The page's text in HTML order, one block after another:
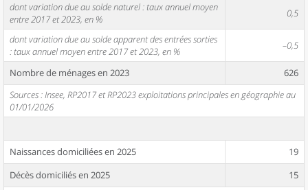
dont variation due au solde naturel : taux annuel moyen
entre 2017 et 2023, en %
0,5
dont variation due au solde apparent des entrées sorties
: taux annuel moyen entre 2017 et 2023, en %
–0,5
Nombre de ménages en 2023
626
Sources : Insee, RP2017 et RP2023 exploitations principales en géographie au
01/01/2026
Naissances domiciliées en 2025
19
Décès domiciliés en 2025
15